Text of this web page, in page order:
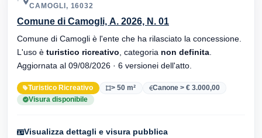
CAMOGLI, 16032
Comune di Camogli, A. 2026, N. 01
Comune di Camogli è l'ente che ha rilasciato la concessione.
L'uso è turistico ricreativo , categoria non definita
Aggiornata al 09/08/2026 · 6 versionei dell'atto.
Turistico Ricreativo > 50 m²
Canone > € 3.000,00
Visura disponibile
Visualizza dettagli e visura pubblica